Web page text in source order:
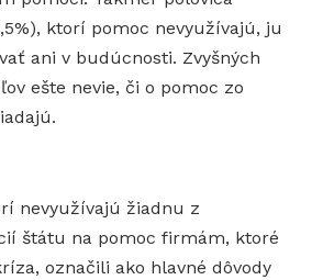
ktorí pomoc nevyužívajú, ju
ani v budúcnosti. Zvyšných
ešte nevie, či o pomoc zo
nevyužívajú žiadnu z
štátu na pomoc firmám, ktoré
označili ako hlavné dôvody